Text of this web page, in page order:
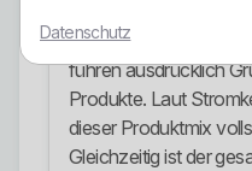
man muss sauber
führen ausdrücklich
Produkte. Laut
dieser Produktmix
Gleichzeitig ist der
Datenschutz